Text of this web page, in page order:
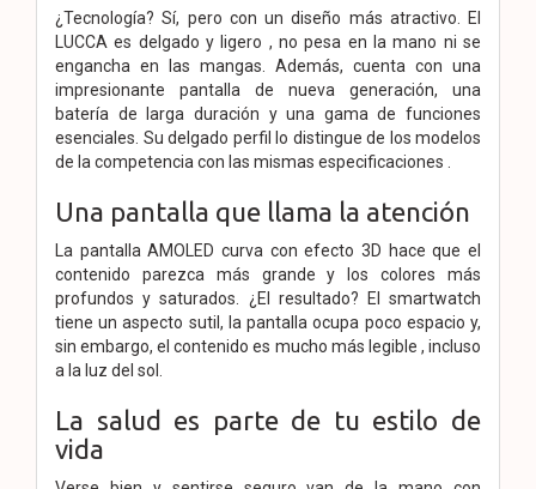
¿Tecnología? Sí, pero con un diseño más atractivo. El
LUCCA es delgado y ligero , no pesa en la mano ni se
engancha en las mangas. Además, cuenta con una
impresionante pantalla de nueva generación, una
batería de larga duración y una gama de funciones
esenciales. Su delgado perfil lo distingue de los modelos
de la competencia con las mismas especificaciones .
Una pantalla que llama la atención
La pantalla AMOLED curva con efecto 3D hace que el
contenido parezca más grande y los colores más
profundos y saturados. ¿El resultado? El smartwatch
tiene un aspecto sutil, la pantalla ocupa poco espacio y,
sin embargo, el contenido es mucho más legible , incluso
a la luz del sol.
La salud es parte de tu estilo de
vida